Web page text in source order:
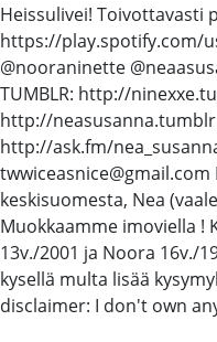
Heissulivei! Toivottavasti
https://play.spotify.com/
@nooraninette
TUMBLR: http://
http://
http://ask.fm/
twwiceasnice@gmail.com
keskisuomesta, Nea
Muokkaamme imoviella !
13v./2001 ja Noora 16v./
kysellä multa lisää
disclaimer: I don't own